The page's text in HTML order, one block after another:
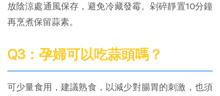
放陰涼處通風保存，避免冷藏發霉。剁碎靜置10分鐘
再烹煮保留蒜素。
Q3：孕婦可以吃蒜頭嗎？
可少量食用，建議熟食，以減少對腸胃的刺激，也須